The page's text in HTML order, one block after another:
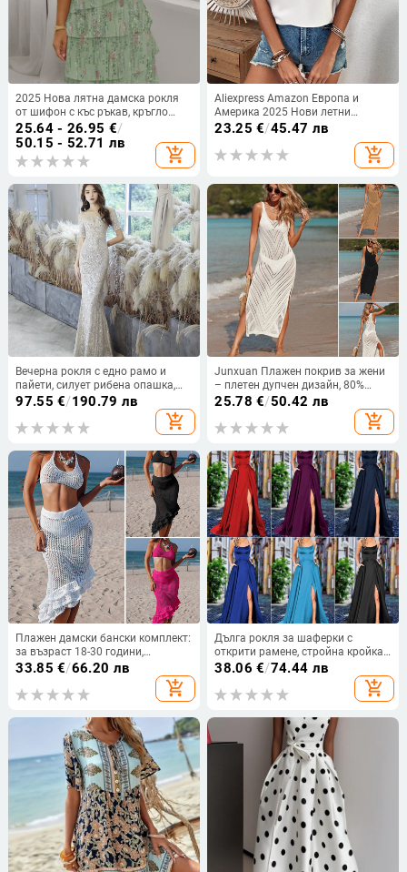
2025 Нова лятна дамска рокля
от шифон с къс ръкав, кръгло
деколте и къси пластове, на
Amazon Independent Station,
европейска и американска
трансгранична рокля
25.64 - 26.95 €/
50.15 - 52.71 лв
add_shopping_cart
Aliexpress Amazon Европа и
Америка 2025 Нови летни
дантелени топове с V-образно
деколте, дамски, чистоцветни, без
ръкави
23.25 €/45.47 лв
add_shopping_cart
Вечерна рокля с едно рамо и
пайети, силует рибена опашка,
дълга пола, полиестер, зимна
97.55 €/190.79 лв
add_shopping_cart
Junxuan Плажен покрив за жени
– плетен дупчен дизайн, 80%
полиестер съдържание, подплата
25.78 €/50.42 лв
add_shopping_cart
Плажен дамски бански комплект:
за възраст 18-30 години,
презрамков горнище и
трислойна пола в стил лотос,
слънцезащитен слой,
100%, тегло 302 g, за фитнес и
33.85 €/66.20 лв
add_shopping_cart
Дълга рокля за шаферки с
открити рамене, стройна кройка
за сватбено тържество
38.06 €/74.44 лв
add_shopping_cart